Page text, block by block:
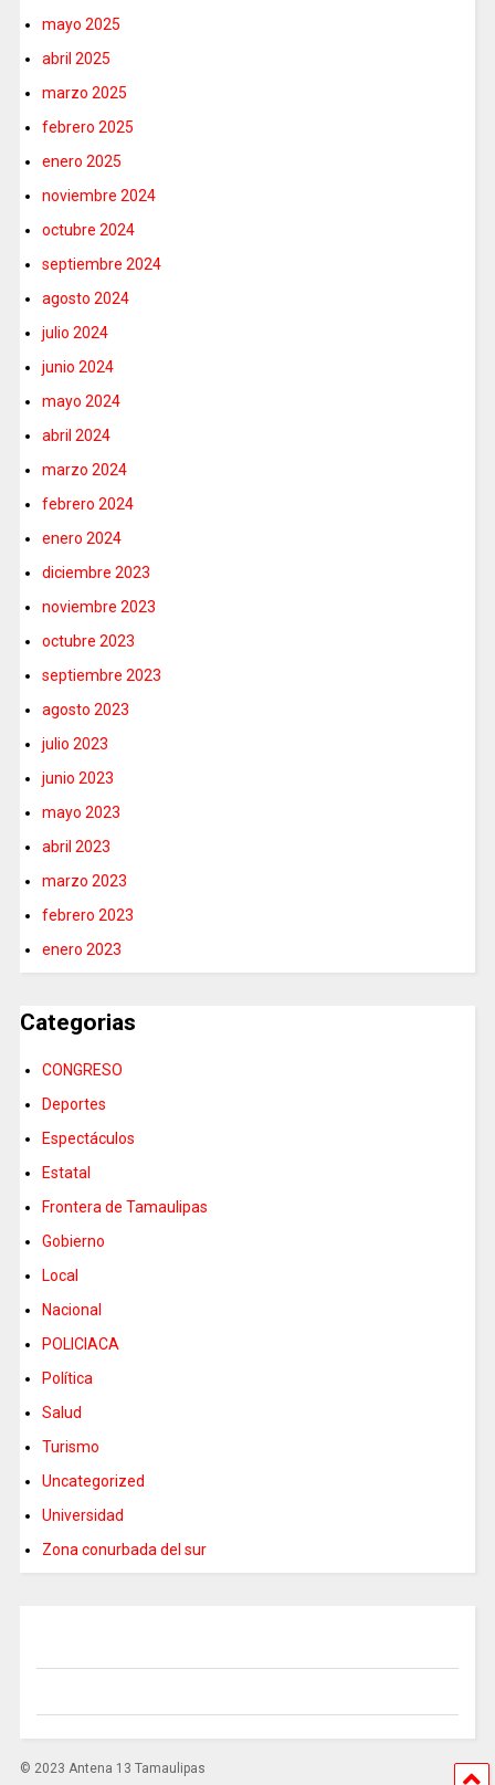
mayo 2025
abril 2025
marzo 2025
febrero 2025
enero 2025
noviembre 2024
octubre 2024
septiembre 2024
agosto 2024
julio 2024
junio 2024
mayo 2024
abril 2024
marzo 2024
febrero 2024
enero 2024
diciembre 2023
noviembre 2023
octubre 2023
septiembre 2023
agosto 2023
julio 2023
junio 2023
mayo 2023
abril 2023
marzo 2023
febrero 2023
enero 2023
Categorias
CONGRESO
Deportes
Espectáculos
Estatal
Frontera de Tamaulipas
Gobierno
Local
Nacional
POLICIACA
Política
Salud
Turismo
Uncategorized
Universidad
Zona conurbada del sur
© 2023 Antena 13 Tamaulipas